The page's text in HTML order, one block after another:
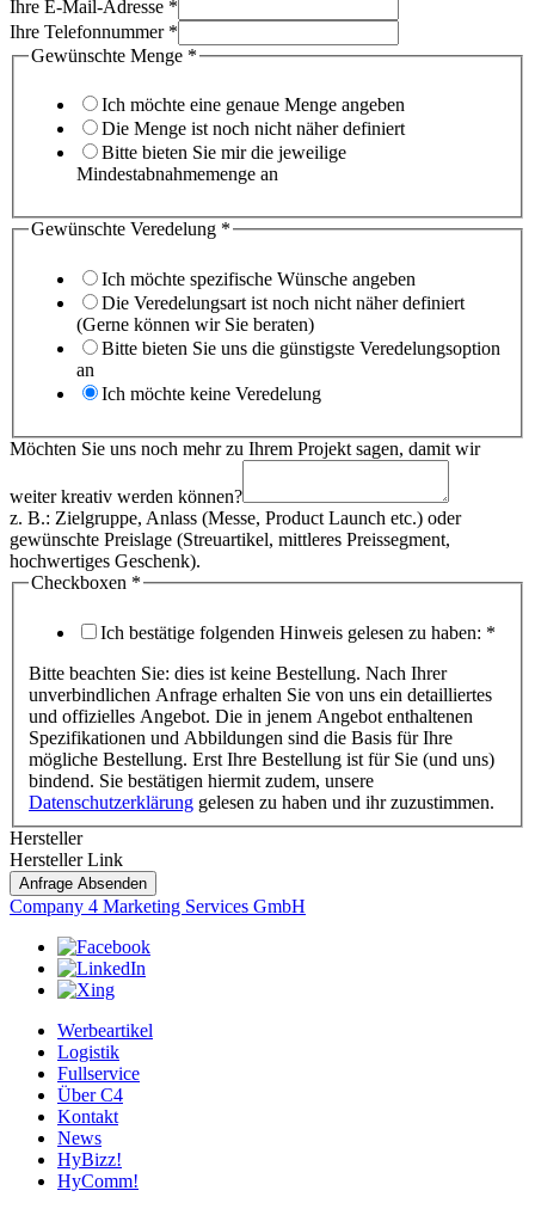
Ihre E-Mail-Adresse *
Ihre Telefonnummer *
Gewünschte Menge *
Ich möchte eine genaue Menge angeben
Die Menge ist noch nicht näher definiert
Bitte bieten Sie mir die jeweilige
Mindestabnahmemenge an
zu
Vorname
Gewünschte Veredelung *
Ich möchte spezifische Wünsche angeben
Die Veredelungsart ist noch nicht näher definiert
(Gerne können wir Sie beraten)
Bitte bieten Sie uns die günstigste Veredelungsoption
an
Ich möchte keine Veredelung
Möchten Sie uns noch mehr zu Ihrem Projekt sagen, damit wir
weiter kreativ werden können?
z. B.: Zielgruppe, Anlass (Messe, Product Launch etc.) oder
gewünschte Preislage (Streuartikel, mittleres Preissegment,
hochwertiges Geschenk).
Checkboxen *
Ich bestätige folgenden Hinweis gelesen zu haben: *
Bitte beachten Sie: dies ist keine Bestellung. Nach Ihrer
unverbindlichen Anfrage erhalten Sie von uns ein detailliertes
und offizielles Angebot. Die in jenem Angebot enthaltenen
Spezifikationen und Abbildungen sind die Basis für Ihre
mögliche Bestellung. Erst Ihre Bestellung ist für Sie (und uns)
bindend. Sie bestätigen hiermit zudem, unsere
Datenschutzerklärung gelesen zu haben und ihr zuzustimmen.
Hersteller
Hersteller Link
Anfrage Absenden
Company 4 Marketing Services GmbH
Werbeartikel
Logistik
Fullservice
Über C4
Kontakt
News
HyBizz!
HyComm!